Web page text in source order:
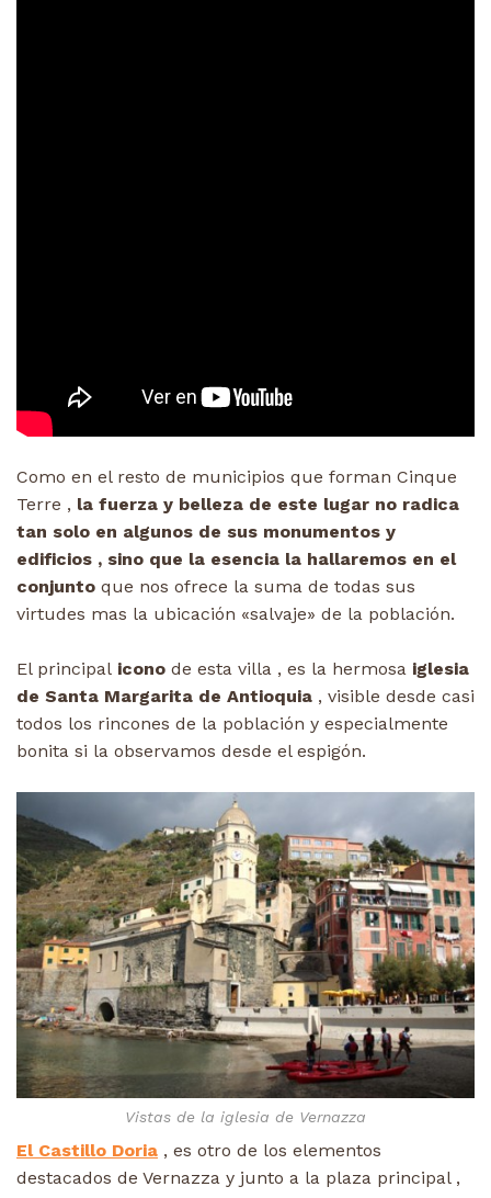
Como en el resto de municipios que forman Cinque
Terre , la fuerza y belleza de este lugar no radica
tan solo en algunos de sus monumentos y
edificios , sino que la esencia la hallaremos en el
conjunto que nos ofrece la suma de todas sus
virtudes mas la ubicación «salvaje» de la población.
El principal icono de esta villa , es la hermosa iglesia
de Santa Margarita de Antioquia , visible desde casi
todos los rincones de la población y especialmente
bonita si la observamos desde el espigón.
Vistas de la iglesia de Vernazza
El Castillo Doria , es otro de los elementos
destacados de Vernazza y junto a la plaza principal ,